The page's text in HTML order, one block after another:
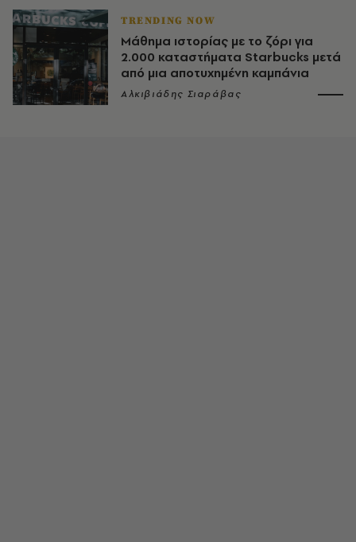
TRENDING NOW
Μάθημα ιστορίας με το ζόρι για
2.000 καταστήματα Starbucks μετά
από μια αποτυχημένη καμπάνια
Αλκιβιάδης Σιαράβας